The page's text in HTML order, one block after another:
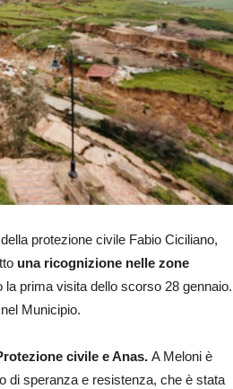
protezione civile Fabio Ciciliano,
una ricognizione nelle zone
la prima visita dello scorso 28 gennaio.
Municipio.
civile e Anas. A Meloni è
di speranza e resistenza, che è stata